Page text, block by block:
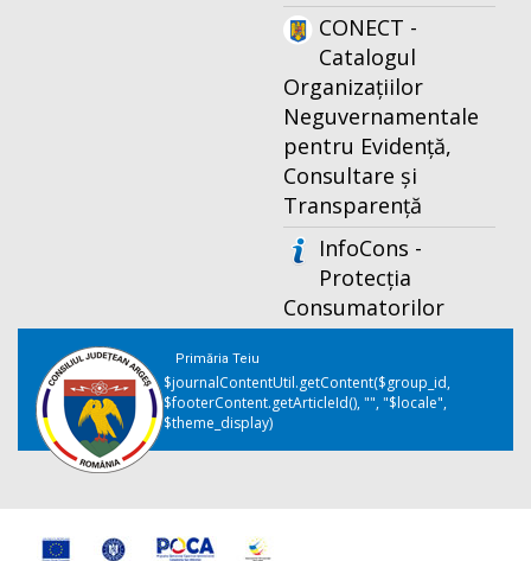
CONECT -
Catalogul
Organizațiilor
Neguvernamentale
pentru Evidență,
Consultare și
Transparență
InfoCons -
Protecția
Consumatorilor
Primăria Teiu
$journalContentUtil.getContent($group_id,
$footerContent.getArticleId(), "", "$locale",
$theme_display)